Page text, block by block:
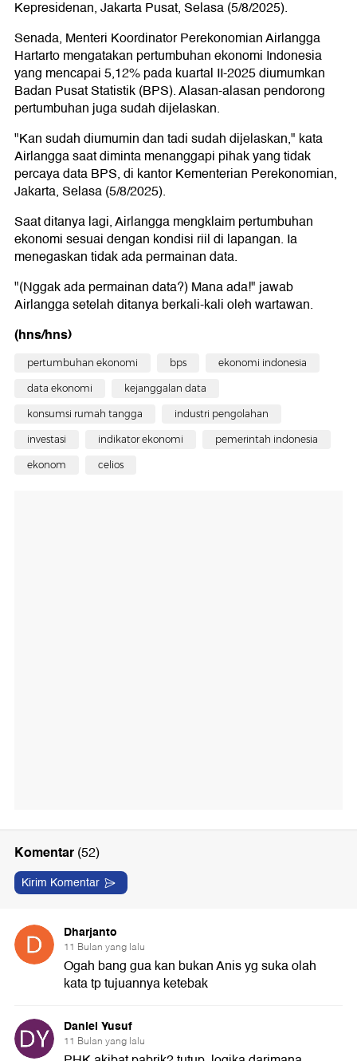
Kepresidenan, Jakarta Pusat, Selasa (5/8/2025).
Senada, Menteri Koordinator Perekonomian Airlangga
Hartarto mengatakan pertumbuhan ekonomi Indonesia
yang mencapai 5,12% pada kuartal II-2025 diumumkan
Badan Pusat Statistik (BPS). Alasan-alasan pendorong
pertumbuhan juga sudah dijelaskan.
"Kan sudah diumumin dan tadi sudah dijelaskan," kata
Airlangga saat diminta menanggapi pihak yang tidak
percaya data BPS, di kantor Kementerian Perekonomian,
Jakarta, Selasa (5/8/2025).
Saat ditanya lagi, Airlangga mengklaim pertumbuhan
ekonomi sesuai dengan kondisi riil di lapangan. Ia
menegaskan tidak ada permainan data.
"(Nggak ada permainan data?) Mana ada!" jawab
Airlangga setelah ditanya berkali-kali oleh wartawan.
(hns/hns)
pertumbuhan ekonomi bps ekonomi indonesia
data ekonomi kejanggalan data
konsumsi rumah tangga industri pengolahan
investasi indikator ekonomi pemerintah indonesia
ekonom celios